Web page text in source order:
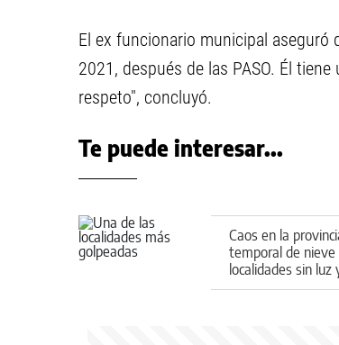
El ex funcionario municipal aseguró
2021, después de las PASO. Él
respeto", concluyó.
Te puede interesar...
Caos en la
temporal de nieve
localidades sin luz
clases